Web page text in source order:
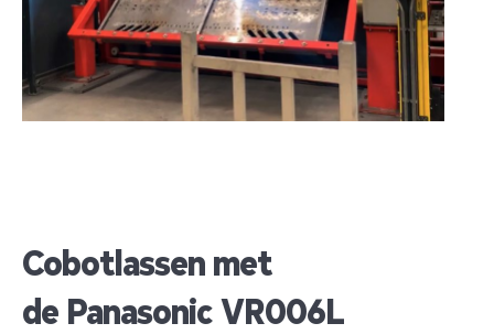
Cobotlassen met
de Panasonic VR006L